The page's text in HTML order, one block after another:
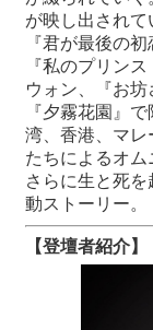
が映し出されて
『君が最後の
『私のプリン
ウォン、『お坊
『夕霧花園』
湾、香港、マレ
たちによるオム
さらに生と死
動ストーリー。
【登壇者紹介】